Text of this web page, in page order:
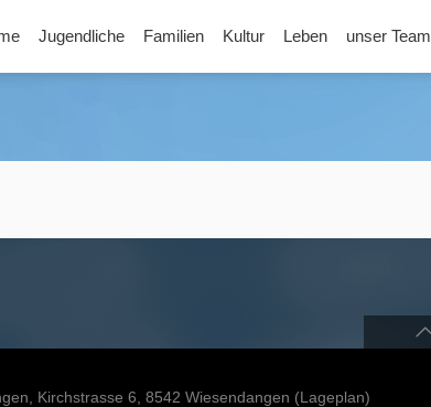
Jugendliche Familien Kultur Leben unser Team
Kirchstrasse 6, 8542 Wiesendangen (Lageplan)